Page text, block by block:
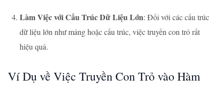
Làm Việc với Cấu Trúc Dữ Liệu Lớn: Đối với các cấu trúc
dữ liệu lớn như mảng hoặc cấu trúc, việc truyền con trỏ rất
hiệu quả.
Ví Dụ về Việc Truyền Con Trỏ vào Hàm